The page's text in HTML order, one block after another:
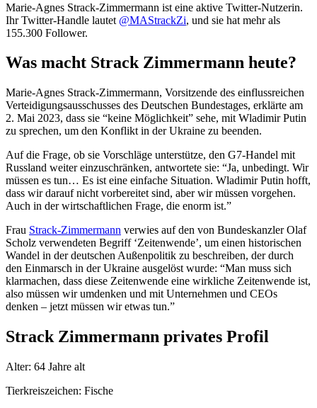
Marie-Agnes Strack-Zimmermann ist eine aktive Twitter-Nutzerin.
Ihr Twitter-Handle lautet @MAStrackZi, und sie hat mehr als
155.300 Follower.
Was macht Strack Zimmermann heute?
Marie-Agnes Strack-Zimmermann, Vorsitzende des einflussreichen
Verteidigungsausschusses des Deutschen Bundestages, erklärte am
2. Mai 2023, dass sie “keine Möglichkeit” sehe, mit Wladimir Putin
zu sprechen, um den Konflikt in der Ukraine zu beenden.
Auf die Frage, ob sie Vorschläge unterstütze, den G7-Handel mit
Russland weiter einzuschränken, antwortete sie: “Ja, unbedingt. Wir
müssen es tun… Es ist eine einfache Situation. Wladimir Putin hofft,
dass wir darauf nicht vorbereitet sind, aber wir müssen vorgehen.
Auch in der wirtschaftlichen Frage, die enorm ist.”
Frau Strack-Zimmermann verwies auf den von Bundeskanzler Olaf
Scholz verwendeten Begriff ‘Zeitenwende’, um einen historischen
Wandel in der deutschen Außenpolitik zu beschreiben, der durch
den Einmarsch in der Ukraine ausgelöst wurde: “Man muss sich
klarmachen, dass diese Zeitenwende eine wirkliche Zeitenwende ist,
also müssen wir umdenken und mit Unternehmen und CEOs
denken – jetzt müssen wir etwas tun.”
Strack Zimmermann privates Profil
Alter: 64 Jahre alt
Tierkreiszeichen: Fische